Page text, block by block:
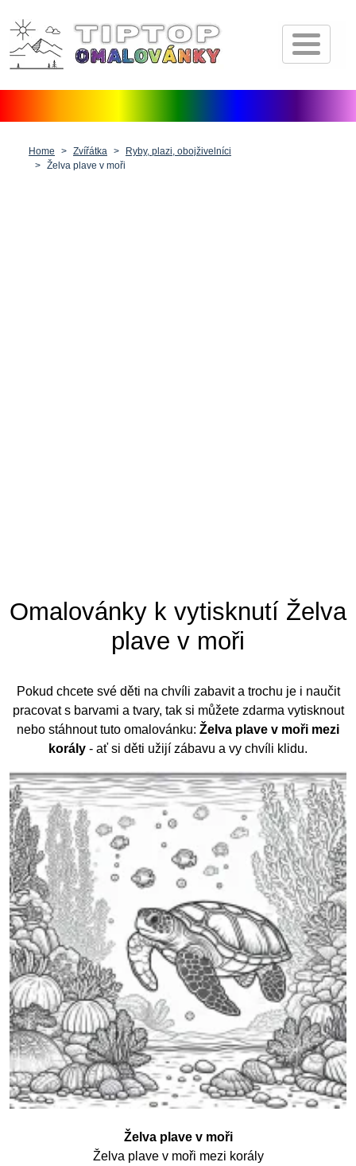
Úvod
Pohádkové postavičky
Příroda
Home Zvířátka
Ryby, plazi, obojživelníci
Želva plave v moři
Omalovánky k vytisknutí Želva
plave v moři
Pokud chcete své děti na chvíli zabavit a trochu je i naučit
pracovat s barvami a tvary, tak si můžete zdarma vytisknout
nebo stáhnout tuto omalovánku: Želva plave v moři mezi
korály - ať si děti užijí zábavu a vy chvíli klidu.
Želva plave v moři
Želva plave v moři mezi korály